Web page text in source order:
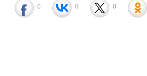
0 0 0